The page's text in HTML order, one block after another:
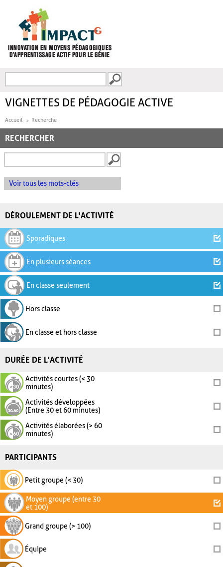
FORMULAIRE DE
VIGNETTES DE PÉDAGOGIE ACTIVE
Accueil Recherche
RECHERCHER
Voir tous les mots-clés
DÉROULEMENT DE L'ACTIVITÉ
Sporadiques
En plusieurs séances
En classe seulement
Hors classe
En classe et hors classe
DURÉE DE L'ACTIVITÉ
Activités courtes (< 30
minutes)
Activités développées
(Entre 30 et 60 minutes)
Activités élaborées (> 60
minutes)
PARTICIPANTS
Petit groupe (< 30)
Moyen groupe (entre 30
et 100)
Grand groupe (> 100)
Équipe